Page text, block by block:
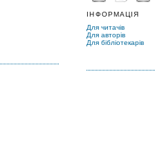
ІНФОРМАЦІЯ
Для читачів
Для авторів
Для бібліотекарів